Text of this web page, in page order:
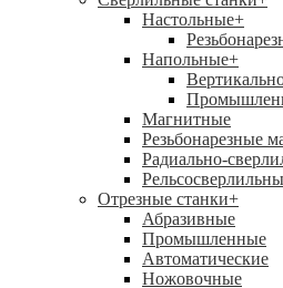
Настольные+
Напольные+
Магнитные
Резьбонарезные
Радиально-
Отрезные станки+
Абразивные
Промышленные
Автоматические
Ножовочные